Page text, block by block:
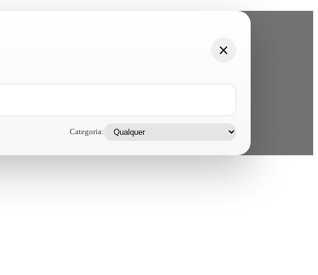
Categoria: